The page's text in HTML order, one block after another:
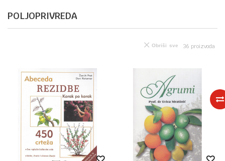
POLJOPRIVREDA
36 proizvoda
Obriši sve